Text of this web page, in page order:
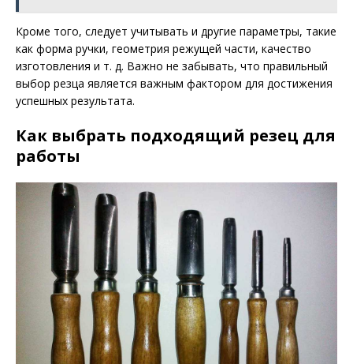
Кроме того, следует учитывать и другие параметры, такие
как форма ручки, геометрия режущей части, качество
изготовления и т. д. Важно не забывать, что правильный
выбор резца является важным фактором для достижения
успешных результата.
Как выбрать подходящий резец для
работы